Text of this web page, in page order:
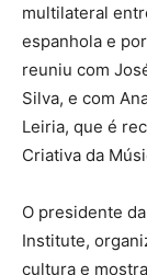
multilateral
espanhola e
reuniu com
Silva, e com
Leiria, que é
Criativa da
O presidente
Institute,
cultura e